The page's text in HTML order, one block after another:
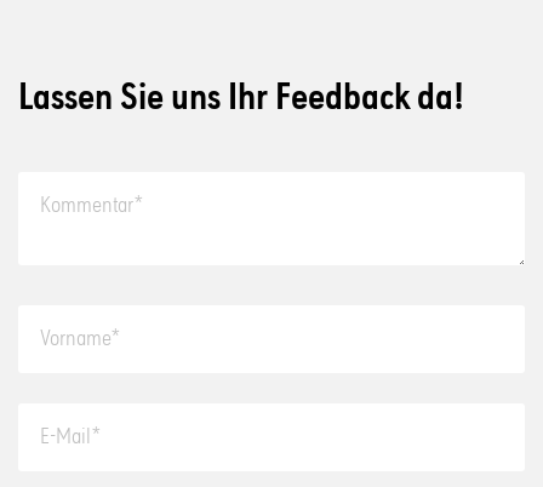
Lassen Sie uns Ihr Feedback da!